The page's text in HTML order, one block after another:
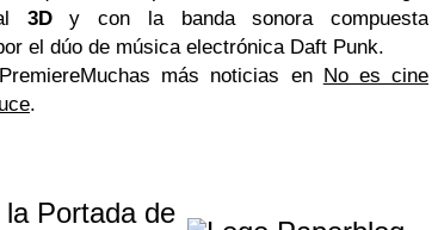
3Dy con la banda sonora compuesta
el dúo de música electrónica Daft Punk.
Muchas más noticias en No es cine
.
Portada de